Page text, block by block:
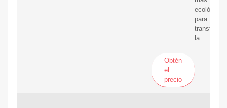
ecológico
para
la
Obtén
el
precio